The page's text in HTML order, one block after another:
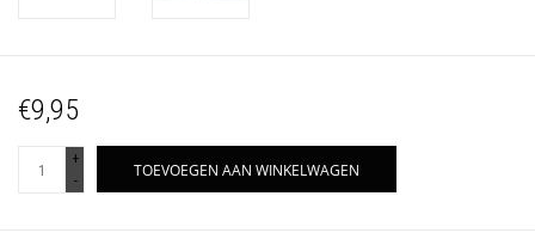
€9,95
+
-
TOEVOEGEN AAN WINKELWAGEN